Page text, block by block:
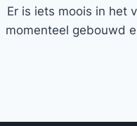
Er is iets moois in het
momenteel gebouwd